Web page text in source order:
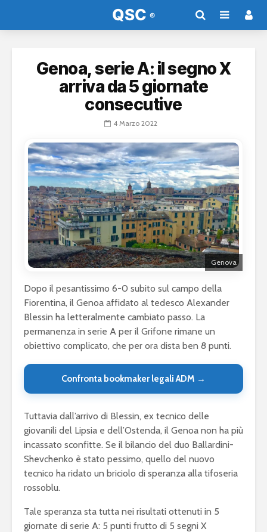
Genoa, serie A: il segno X
arriva da 5 giornate
consecutive
4 Marzo 2022
Genova
Dopo il pesantissimo 6-0 subito sul campo della
Fiorentina, il Genoa affidato al tedesco Alexander
Blessin ha letteralmente cambiato passo. La
permanenza in serie A per il Grifone rimane un
obiettivo complicato, che per ora dista ben 8 punti.
Confronta bookmaker legali ADM →
Tuttavia dall’arrivo di Blessin, ex tecnico delle
giovanili del Lipsia e dell’Ostenda, il Genoa non ha più
incassato sconfitte. Se il bilancio del duo Ballardini-
Shevchenko è stato pessimo, quello del nuovo
tecnico ha ridato un briciolo di speranza alla tifoseria
rossoblu.
Tale speranza sta tutta nei risultati ottenuti in 5
giornate di serie A: 5 punti frutto di 5 segni X